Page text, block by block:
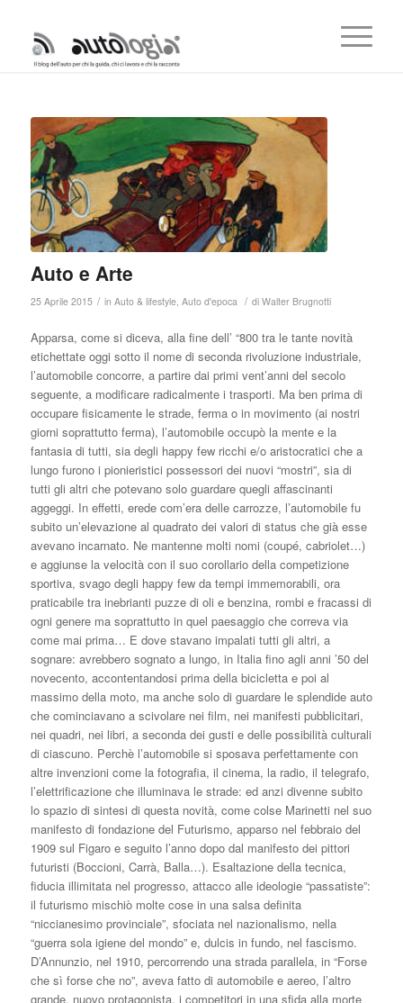
Auto e Arte
25 Aprile 2015 / in Auto & lifestyle, Auto d'epoca / di Walter Brugnotti
Apparsa, come si diceva, alla fine dell’ “800 tra le tante novità
etichettate oggi sotto il nome di seconda rivoluzione industriale,
l’automobile concorre, a partire dai primi vent’anni del secolo
seguente, a modificare radicalmente i trasporti. Ma ben prima di
occupare fisicamente le strade, ferma o in movimento (ai nostri
giorni soprattutto ferma), l’automobile occupò la mente e la
fantasia di tutti, sia degli happy few ricchi e/o aristocratici che a
lungo furono i pionieristici possessori dei nuovi “mostri”, sia di
tutti gli altri che potevano solo guardare quegli affascinanti
aggeggi. In effetti, erede com’era delle carrozze, l’automobile fu
subito un’elevazione al quadrato dei valori di status che già esse
avevano incarnato. Ne mantenne molti nomi (coupé, cabriolet…)
e aggiunse la velocità con il suo corollario della competizione
sportiva, svago degli happy few da tempi immemorabili, ora
praticabile tra inebrianti puzze di oli e benzina, rombi e fracassi di
ogni genere ma soprattutto in quel paesaggio che correva via
come mai prima… E dove stavano impalati tutti gli altri, a
sognare: avrebbero sognato a lungo, in Italia fino agli anni ’50 del
novecento, accontentandosi prima della bicicletta e poi al
massimo della moto, ma anche solo di guardare le splendide auto
che cominciavano a scivolare nei film, nei manifesti pubblicitari,
nei quadri, nei libri, a seconda dei gusti e delle possibilità culturali
di ciascuno. Perchè l’automobile si sposava perfettamente con
altre invenzioni come la fotografia, il cinema, la radio, il telegrafo,
l’elettrificazione che illuminava le strade: ed anzi divenne subito
lo spazio di sintesi di questa novità, come colse Marinetti nel suo
manifesto di fondazione del Futurismo, apparso nel febbraio del
1909 sul Figaro e seguito l’anno dopo dal manifesto dei pittori
futuristi (Boccioni, Carrà, Balla…). Esaltazione della tecnica,
fiducia illimitata nel progresso, attacco alle ideologie “passatiste”:
il futurismo mischiò molte cose in una salsa definita
“niccianesimo provinciale”, sfociata nel nazionalismo, nella
“guerra sola igiene del mondo” e, dulcis in fundo, nel fascismo.
D’Annunzio, nel 1910, percorrendo una strada parallela, in “Forse
che sì forse che no”, aveva fatto di automobile e aereo, l’altro
grande, nuovo protagonista, i competitori in una sfida alla morte